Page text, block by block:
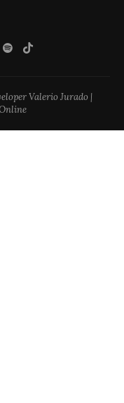
Valerio Jurado |